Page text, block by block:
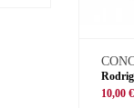
10,00 €